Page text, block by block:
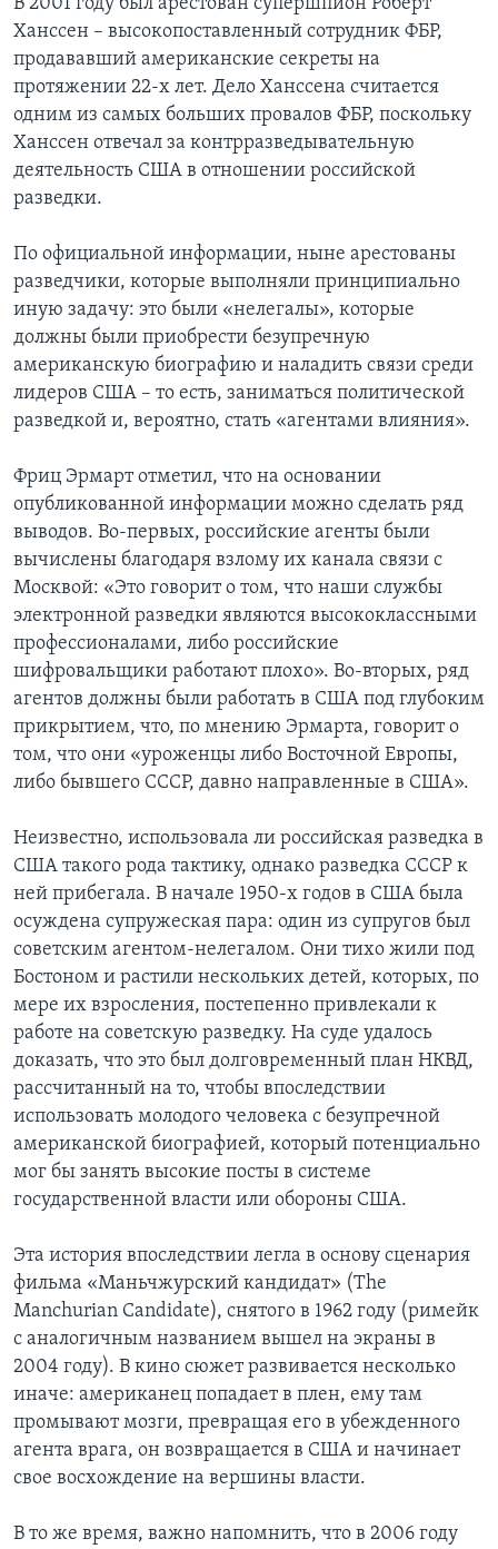
Ханссен – высокопоставленный сотрудник ФБР,
продававший американские секреты на
протяжении 22-х лет. Дело Ханссена считается
одним из самых больших провалов ФБР, поскольку
Ханссен отвечал за контрразведывательную
деятельность США в отношении российской
разведки.
По официальной информации, ныне арестованы
разведчики, которые выполняли принципиально
иную задачу: это были «нелегалы», которые
должны были приобрести безупречную
американскую биографию и наладить связи среди
лидеров США – то есть, заниматься политической
разведкой и, вероятно, стать «агентами влияния».
Фриц Эрмарт отметил, что на основании
опубликованной информации можно сделать ряд
выводов. Во-первых, российские агенты были
вычислены благодаря взлому их канала связи с
Москвой: «Это говорит о том, что наши службы
электронной разведки являются высококлассными
профессионалами, либо российские
шифровальщики работают плохо». Во-вторых, ряд
агентов должны были работать в США под глубоким
прикрытием, что, по мнению Эрмарта, говорит о
том, что они «уроженцы либо Восточной Европы,
либо бывшего СССР, давно направленные в США».
Неизвестно, использовала ли российская разведка в
США такого рода тактику, однако разведка СССР к
ней прибегала. В начале 1950-х годов в США была
осуждена супружеская пара: один из супругов был
советским агентом-нелегалом. Они тихо жили под
Бостоном и растили нескольких детей, которых, по
мере их взросления, постепенно привлекали к
работе на советскую разведку. На суде удалось
доказать, что это был долговременный план НКВД,
рассчитанный на то, чтобы впоследствии
использовать молодого человека с безупречной
американской биографией, который потенциально
мог бы занять высокие посты в системе
государственной власти или обороны США.
Эта история впоследствии легла в основу сценария
фильма «Маньчжурский кандидат» (The
Manchurian Candidate), снятого в 1962 году (римейк
с аналогичным названием вышел на экраны в
2004 году). В кино сюжет развивается несколько
иначе: американец попадает в плен, ему там
промывают мозги, превращая его в убежденного
агента врага, он возвращается в США и начинает
свое восхождение на вершины власти.
В то же время, важно напомнить, что в 2006 году